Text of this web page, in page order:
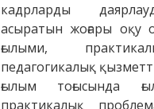
кадрларды
асыратын жоғары оқу
ғылыми,
педагогикалық
ғылым тоғысында
практикалық